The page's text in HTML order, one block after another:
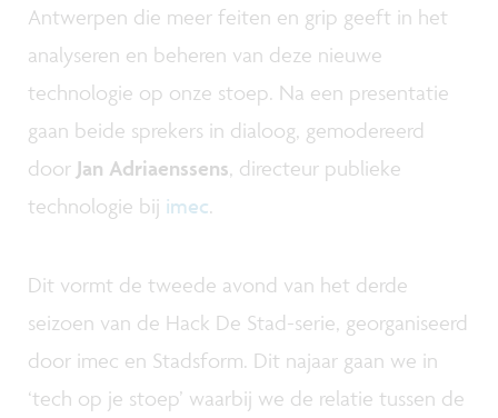
Antwerpen die meer feiten en grip geeft in het
analyseren en beheren van deze nieuwe
technologie op onze stoep. Na een presentatie
gaan beide sprekers in dialoog, gemodereerd
door Jan Adriaenssens, directeur publieke
technologie bij imec.
Dit vormt de tweede avond van het derde
seizoen van de Hack De Stad-serie, georganiseerd
door imec en Stadsform. Dit najaar gaan we in
‘tech op je stoep’ waarbij we de relatie tussen de